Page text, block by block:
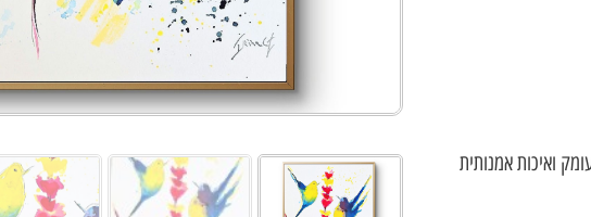
ואיכות אמנותית